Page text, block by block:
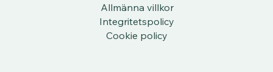
Allmänna villkor
Integritetspolicy
Cookie policy